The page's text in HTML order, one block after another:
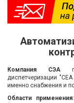
Компания СЭА
диспетчеризации
именно снабжения и
Области применения